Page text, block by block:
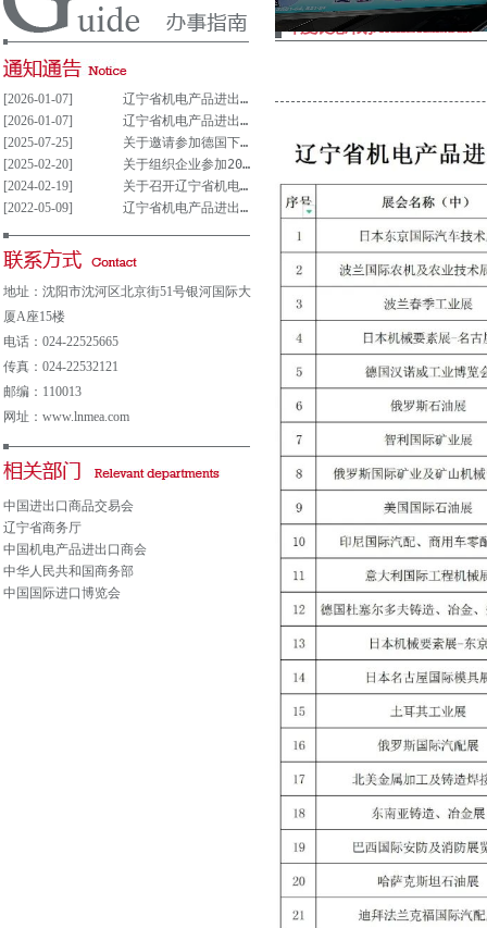
[2026-01-07]
辽宁省机电产品进出口企业联合会党支部参与重大事项决策管理制度(试行)
[2026-01-07]
辽宁省机电产品进出口企业联合会党组织参与决策重大事项清单(试行)
[2025-07-25]
关于邀请参加德国下萨克森州走进中德园活动暨德国汉诺威工业博览会说明会的通知
[2025-02-20]
关于组织企业参加2025年意大利博洛尼亚国际汽车保养、轮胎及维修展览会的通知
[2024-02-19]
关于召开辽宁省机电产品进出口企业 联合会第五届会员大会的通知
[2022-05-09]
辽宁省机电产品进出口企业联合会会费及其他收费公示表
地址：沈阳市沈河区北京街51号银河国际大
厦A座15楼
电话：024-22525665
传真：024-22532121
邮编：110013
网址：www.lnmea.com
中国进出口商品交易会
辽宁省商务厅
中国机电产品进出口商会
中华人民共和国商务部
中国国际进口博览会
年度展览计划/ Annual Exhibition Plan